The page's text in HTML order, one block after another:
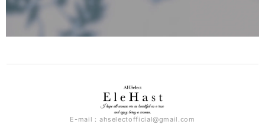
E-mail： ahselectofficial@gmail.com